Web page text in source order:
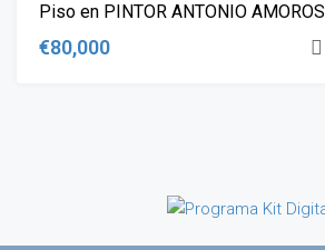
VENTA
Piso en PINTOR ANTONIO AMOROS
€80,000